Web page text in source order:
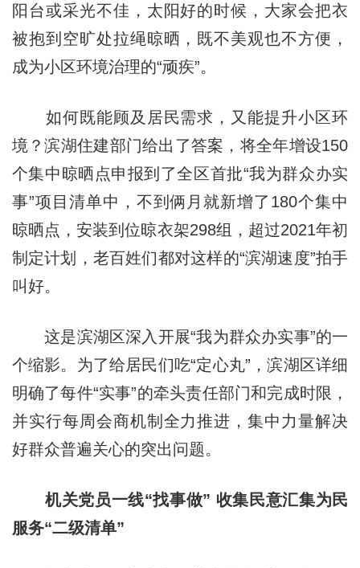
阳台或采光不佳，太阳好的时候，大家会把衣
被抱到空旷处拉绳晾晒，既不美观也不方便，
成为小区环境治理的“顽疾”。
如何既能顾及居民需求，又能提升小区环
境？滨湖住建部门给出了答案，将全年增设150
个集中晾晒点申报到了全区首批“我为群众办实
事”项目清单中，不到俩月就新增了180个集中
晾晒点，安装到位晾衣架298组，超过2021年初
制定计划，老百姓们都对这样的“滨湖速度”拍手
叫好。
这是滨湖区深入开展“我为群众办实事”的一
个缩影。为了给居民们吃“定心丸”，滨湖区详细
明确了每件“实事”的牵头责任部门和完成时限，
并实行每周会商机制全力推进，集中力量解决
好群众普遍关心的突出问题。
机关党员一线“找事做” 收集民意汇集为民
服务“二级清单”